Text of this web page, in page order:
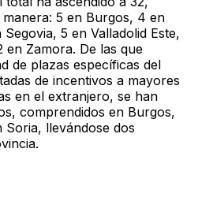
5 en Burgos, 4 en
5 en Valladolid Este,
en Zamora. De las que
de plazas específicas del
de incentivos a mayores
en el extranjero, se han
comprendidos en Burgos,
Soria, llevándose dos